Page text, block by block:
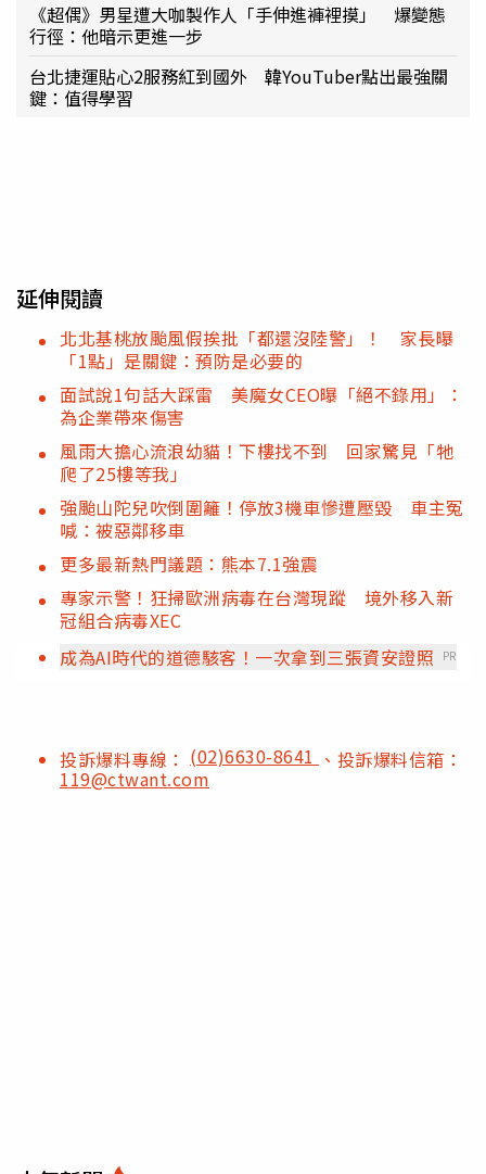
《超偶》男星遭大咖製作人「手伸進褲裡摸」 爆變態
行徑：他暗示更進一步
台北捷運貼心2服務紅到國外 韓YouTuber點出最強關
鍵：值得學習
延伸閱讀
北北基桃放颱風假挨批「都還沒陸警」！ 家長曝
「1點」是關鍵：預防是必要的
面試說1句話大踩雷 美魔女CEO曝「絕不錄用」：
為企業帶來傷害
風雨大擔心流浪幼貓！下樓找不到 回家驚見「牠
爬了25樓等我」
強颱山陀兒吹倒圍籬！停放3機車慘遭壓毀 車主冤
喊：被惡鄰移車
更多最新熱門議題：熊本7.1強震
專家示警！狂掃歐洲病毒在台灣現蹤 境外移入新
冠組合病毒XEC
成為AI時代的道德駭客！一次拿到三張資安證照
PR
投訴爆料專線： (02)6630-8641 、投訴爆料信箱：
119@ctwant.com